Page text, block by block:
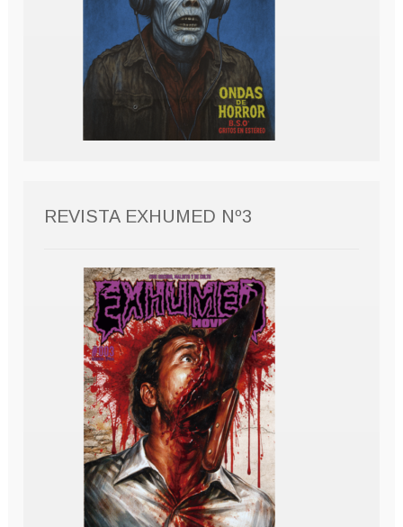
REVISTA EXHUMED Nº3